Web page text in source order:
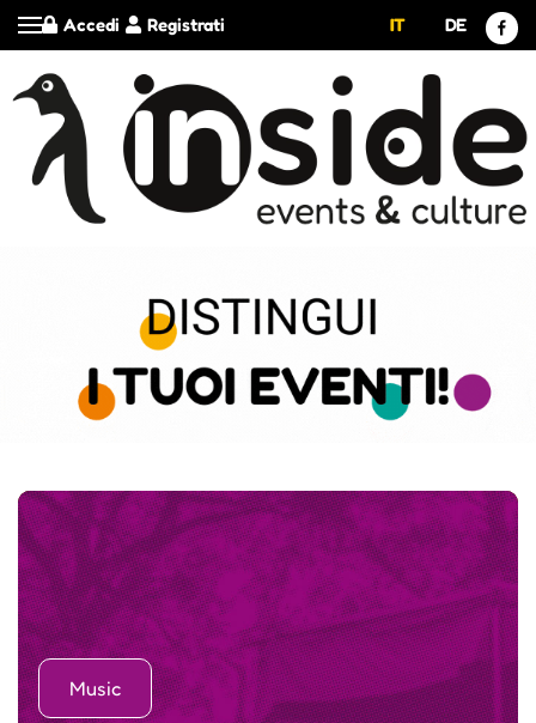
Registrati
Accedi IT DE
Music